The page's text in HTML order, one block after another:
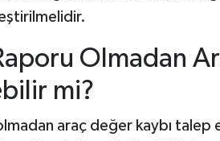
Olmadan
mi?
araç değer kaybı talep